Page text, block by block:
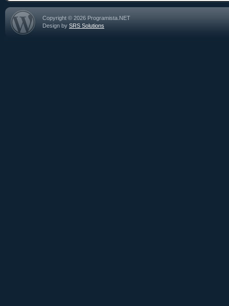
Copyright © 2026 Programista.NET
Design by SRS Solutions